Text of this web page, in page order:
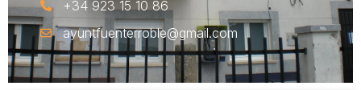
+34 923 15 10 86
ayuntfuenterroble@gmail.com